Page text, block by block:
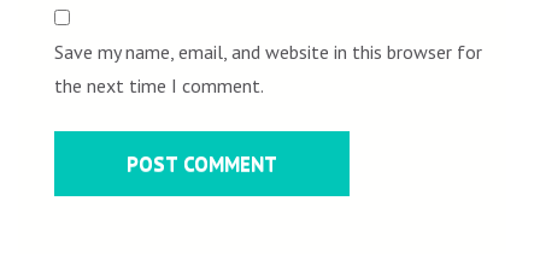
Save my name, email, and website in this browser for
the next time I comment.